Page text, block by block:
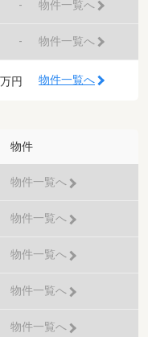
- 物件一覧へ
- 物件一覧へ
万円 物件一覧へ
物件
物件一覧へ
物件一覧へ
物件一覧へ
物件一覧へ
物件一覧へ